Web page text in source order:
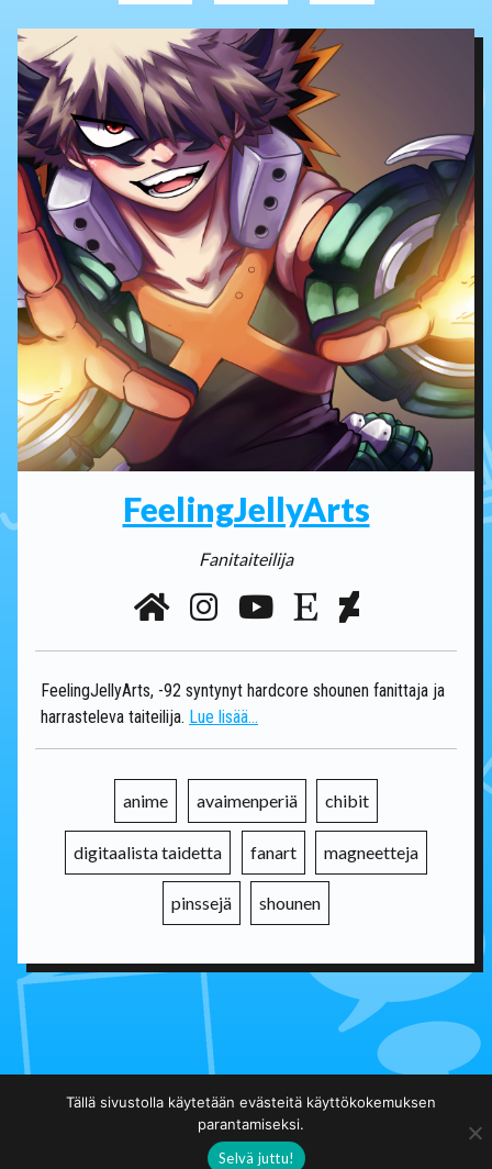
FeelingJellyArts
Fanitaiteilija
FeelingJellyArts, -92 syntynyt hardcore shounen fanittaja ja
harrasteleva taiteilija. Lue lisää...
anime avaimenperiä chibit
digitaalista taidetta fanart magneetteja
pinssejä shounen
Takaisin päälistalle
Tällä sivustolla käytetään evästeitä käyttökokemuksen
parantamiseksi.
Selvä juttu!